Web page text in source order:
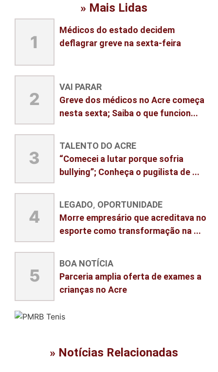
» Mais Lidas
1
Médicos do estado decidem
deflagrar greve na sexta-feira
2
VAI PARAR
Greve dos médicos no Acre começa
nesta sexta; Saiba o que funcion...
3
TALENTO DO ACRE
“Comecei a lutar porque sofria
bullying”; Conheça o pugilista de ...
4
LEGADO, OPORTUNIDADE
Morre empresário que acreditava no
esporte como transformação na ...
5
BOA NOTÍCIA
Parceria amplia oferta de exames a
crianças no Acre
» Notícias Relacionadas